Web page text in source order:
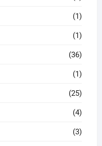
(1)
(1)
(36)
(1)
(25)
(4)
(3)